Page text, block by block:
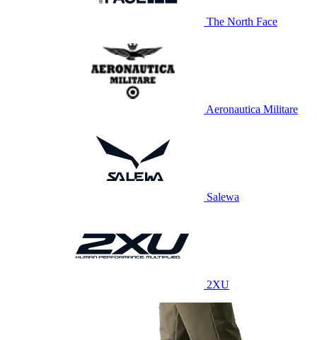
The North Face
Aeronautica Militare
Salewa
2XU